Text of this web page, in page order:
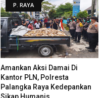
P. RAYA
Amankan Aksi Damai Di
Kantor PLN, Polresta
Palangka Raya Kedepankan
Sikap Humanis